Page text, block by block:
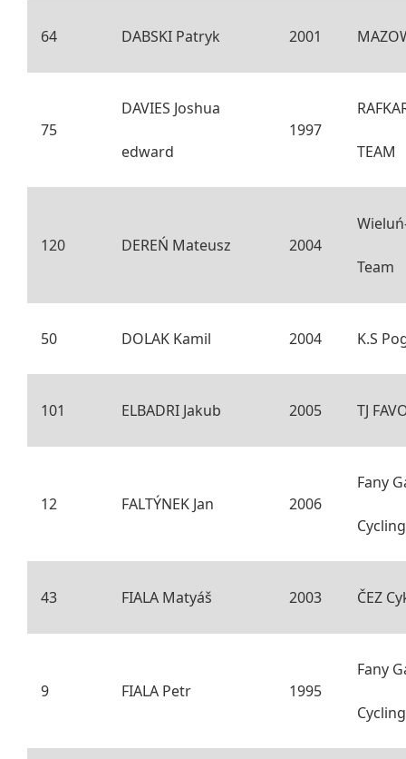
64 DABSKI Patryk 2001
75
DAVIES Joshua
edward
1997
TEAM
120 DEREŃ Mateusz 2004
Team
50 DOLAK Kamil 2004 K.S
101 ELBADRI Jakub 2005 TJ
12 FALTÝNEK Jan 2006
Fany
43 FIALA Matyáš 2003 ČEZ
9 FIALA Petr 1995
Fany